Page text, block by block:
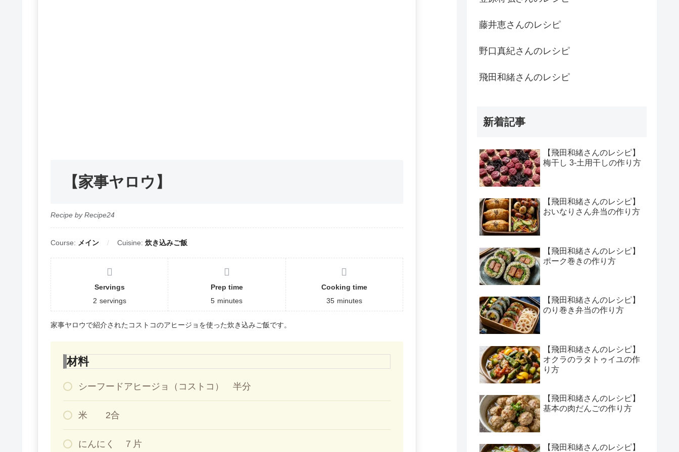
【家事ヤロウ】
Recipe by Recipe24
Course: メイン Cuisine: 炊き込みご飯
Servings
2 servings
Prep time
5 minutes
Cooking time
35 minutes
家事ヤロウで紹介されたコストコのアヒージョを使った炊き込みご飯です。
材料
シーフードアヒージョ（コストコ） 半分
米 2合
にんにく ７片
藤井恵さんのレシピ
野口真紀さんのレシピ
飛田和緒さんのレシピ
新着記事
【飛田和緒さんのレシピ】
梅干し 3-土用干しの作り方
【飛田和緒さんのレシピ】
おいなりさん弁当の作り方
【飛田和緒さんのレシピ】
ポーク巻きの作り方
【飛田和緒さんのレシピ】
のり巻き弁当の作り方
【飛田和緒さんのレシピ】
オクラのラタトゥイユの作
り方
【飛田和緒さんのレシピ】
基本の肉だんごの作り方
【飛田和緒さんのレシピ】